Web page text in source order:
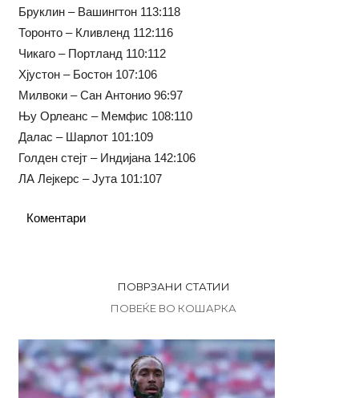
Бруклин – Вашингтон 113:118
Торонто – Кливленд 112:116
Чикаго – Портланд 110:112
Хјустон – Бостон 107:106
Милвоки – Сан Антонио 96:97
Њу Орлеанс – Мемфис 108:110
Далас – Шарлот 101:109
Голден стејт – Индијана 142:106
ЛА Лејкерс – Јута 101:107
Коментари
ПОВРЗАНИ СТАТИИ
ПОВЕЌЕ ВО КОШАРКА